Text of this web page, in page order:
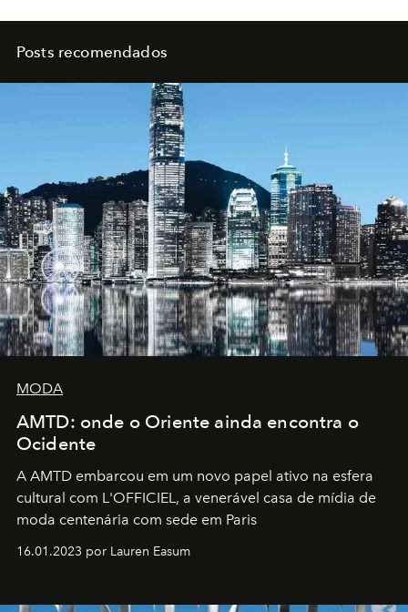
Posts recomendados
MODA
AMTD: onde o Oriente ainda encontra o
Ocidente
A AMTD embarcou em um novo papel ativo na esfera
cultural com L'OFFICIEL, a venerável casa de mídia de
moda centenária com sede em Paris
16.01.2023 por Lauren Easum